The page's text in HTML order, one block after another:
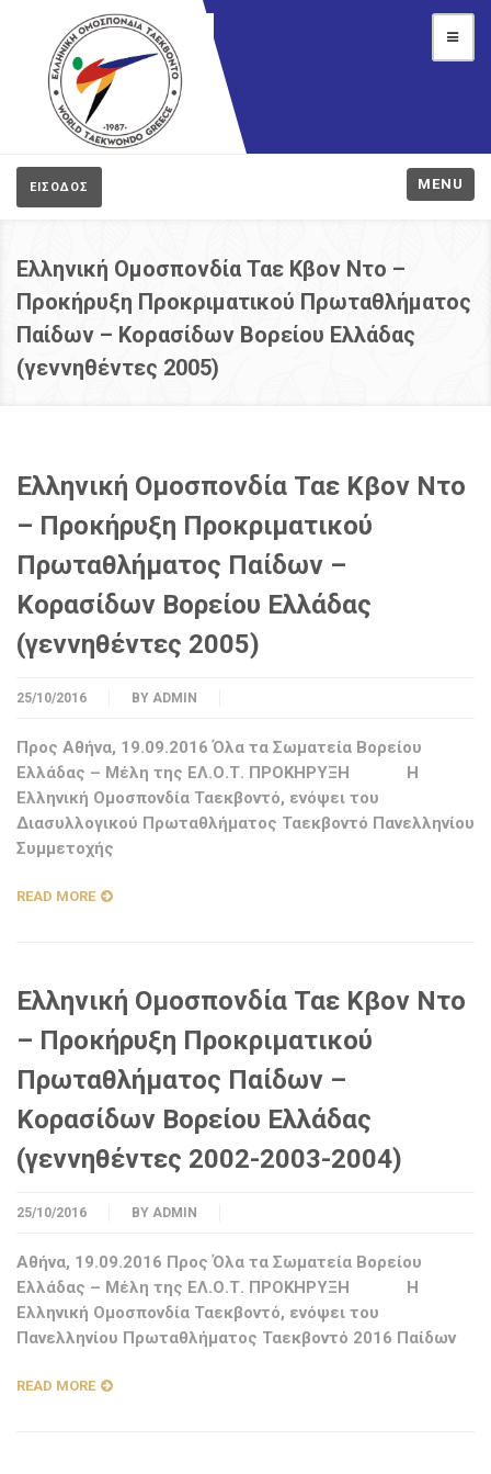
ΕΙΣΟΔΟΣ MENU
Ελληνική Ομοσπονδία Ταε Κβον Ντο –
Προκήρυξη Προκριματικού Πρωταθλήματος
Παίδων – Κορασίδων Βορείου Ελλάδας
(γεννηθέντες 2005)
Ελληνική Ομοσπονδία Ταε Κβον Ντο
– Προκήρυξη Προκριματικού
Πρωταθλήματος Παίδων –
Κορασίδων Βορείου Ελλάδας
(γεννηθέντες 2005)
25/10/2016 BY ADMIN
Προς Αθήνα, 19.09.2016 Όλα τα Σωματεία Βορείου
Ελλάδας – Μέλη της ΕΛ.Ο.Τ. ΠΡΟΚΗΡΥΞΗ Η
Ελληνική Ομοσπονδία Ταεκβοντό, ενόψει του
Διασυλλογικού Πρωταθλήματος Ταεκβοντό Πανελληνίου
Συμμετοχής
READ MORE
Ελληνική Ομοσπονδία Ταε Κβον Ντο
– Προκήρυξη Προκριματικού
Πρωταθλήματος Παίδων –
Κορασίδων Βορείου Ελλάδας
(γεννηθέντες 2002-2003-2004)
25/10/2016 BY ADMIN
Αθήνα, 19.09.2016 Προς Όλα τα Σωματεία Βορείου
Ελλάδας – Μέλη της ΕΛ.Ο.Τ. ΠΡΟΚΗΡΥΞΗ Η
Ελληνική Ομοσπονδία Ταεκβοντό, ενόψει του
Πανελληνίου Πρωταθλήματος Ταεκβοντό 2016 Παίδων
READ MORE